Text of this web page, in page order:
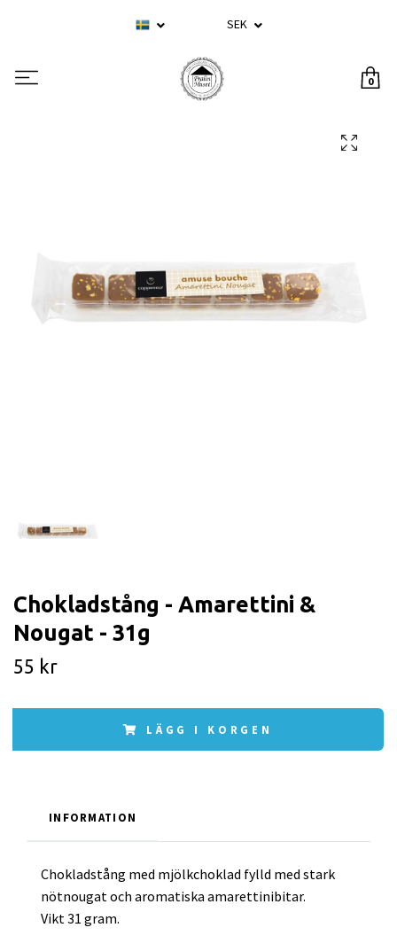
SEK
0
Chokladstång - Amarettini &
Nougat - 31g
55 kr
LÄGG I KORGEN
INFORMATION
Chokladstång med mjölkchoklad fylld med stark
nötnougat och aromatiska amarettinibitar.
Vikt 31 gram.